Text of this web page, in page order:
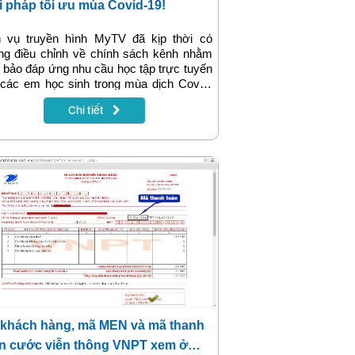
pháp tối ưu mùa Covid-19!
vụ truyền hình MyTV đã kịp thời có
điều chỉnh về chính sách kênh nhằm
bảo đáp ứng nhu cầu học tập trực tuyến
em học sinh trong mùa dịch Covid-
tất cả các kênh truyền hình trung
và địa phương hiện có. Nhờ vào các
mới có, việc học tập trực tuyến của các
sinh trên MyTV sẽ thuận lợi và có ưu
rất nhiều so với việc học trực tuyến
truyền hình truyền thống.
Chi tiết
khách hàng, mã MEN và mã thanh
cước viễn thông VNPT xem ở